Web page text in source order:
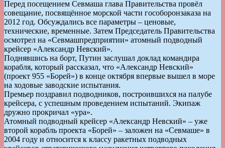
Перед посещением Севмаша глава Правительства провёл
совещание, посвящённое морской части гособоронзаказа на
2012 год. Обсуждались все параметры – ценовые,
технические, временные. Затем Председатель Правительства
осмотрел на «Севмашпредприятии» атомный подводный
крейсер «Александр Невский».
Поднявшись на борт, Путин заслушал доклад командира
корабля, который рассказал, что «Александр Невский»
(проект 955 «Борей») в конце октября впервые вышел в море
на ходовые заводские испытания.
Премьер поздравил подводников, построившихся на палубе
крейсера, с успешным проведением испытаний. Экипаж
дружно прокричал «ура».
Атомный подводный крейсер «Александр Невский» – уже
второй корабль проекта «Борей» – заложен на «Севмаше» в
2004 году и относится к классу ракетных подводных